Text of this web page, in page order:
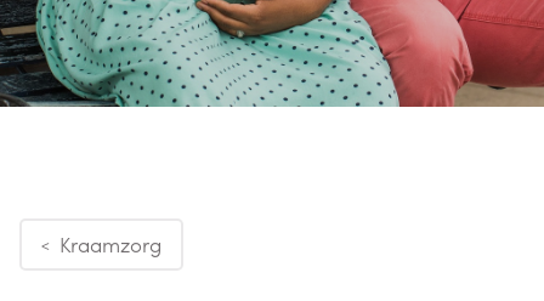
< Kraamzorg